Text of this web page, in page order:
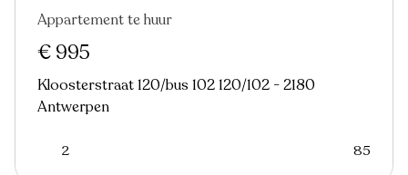
Nieuw
Appartement te huur
€ 995
Kloosterstraat 120/bus 102 120/102 - 2180
Antwerpen
2 85